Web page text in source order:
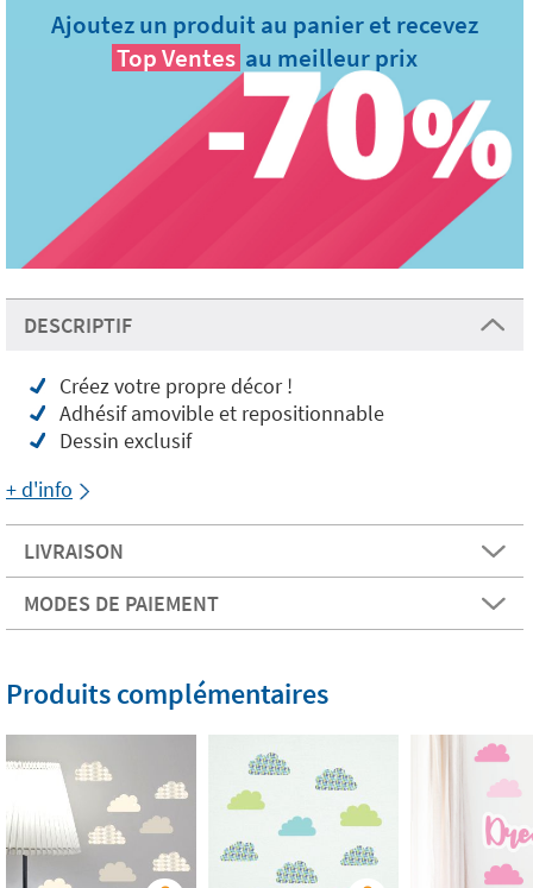
Ajoutez un produit au panier et recevez
Top Ventes au meilleur prix
DESCRIPTIF
Créez votre propre décor !
Adhésif amovible et repositionnable
Dessin exclusif
+ d'info
LIVRAISON
MODES DE PAIEMENT
Produits complémentaires